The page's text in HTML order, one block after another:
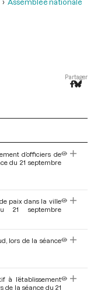
Partager
d’officiers de
du 21 septembre
paix dans la ville
septembre
lors de la séance
à l’établissement
de la séance du 21